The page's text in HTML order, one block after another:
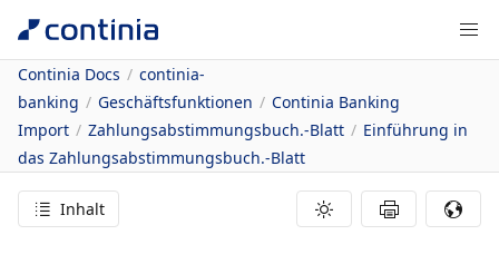
Continia Docs
continia-
banking
Geschäftsfunktionen
Continia Banking
Import
Zahlungsabstimmungsbuch.-Blatt
Einführung in
das Zahlungsabstimmungsbuch.-Blatt
Inhalt